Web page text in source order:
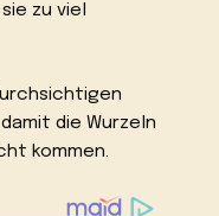
zu viel
die Wurzeln
kommen.